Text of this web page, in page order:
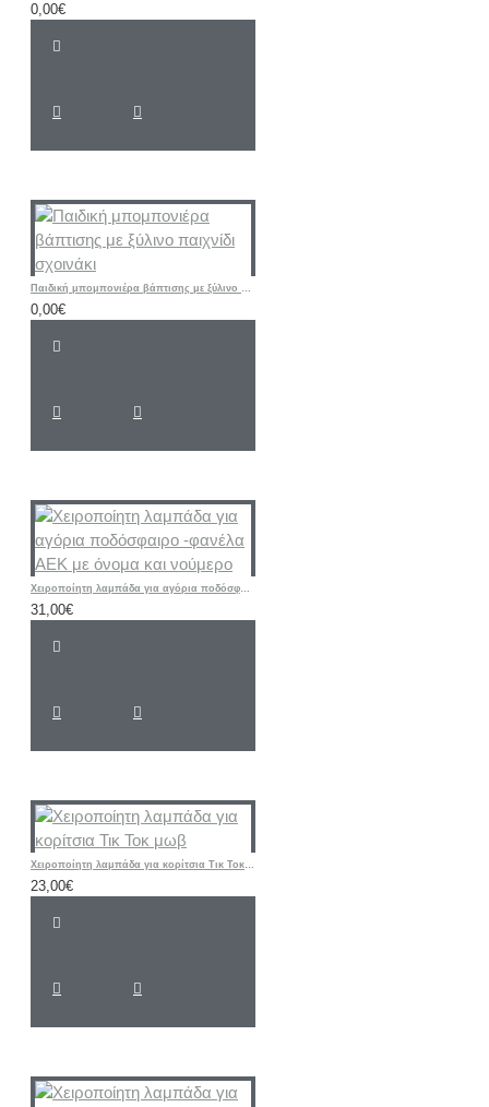
0,00€
Παιδική μπομπονιέρα βάπτισης με ξύλινο παιχνίδι σχοινάκι
0,00€
Χειροποίητη λαμπάδα για αγόρια ποδόσφαιρο -φανέλα ΑΕΚ με όνομα και νούμερο
31,00€
Χειροποίητη λαμπάδα για κορίτσια Τικ Τοκ μωβ
23,00€